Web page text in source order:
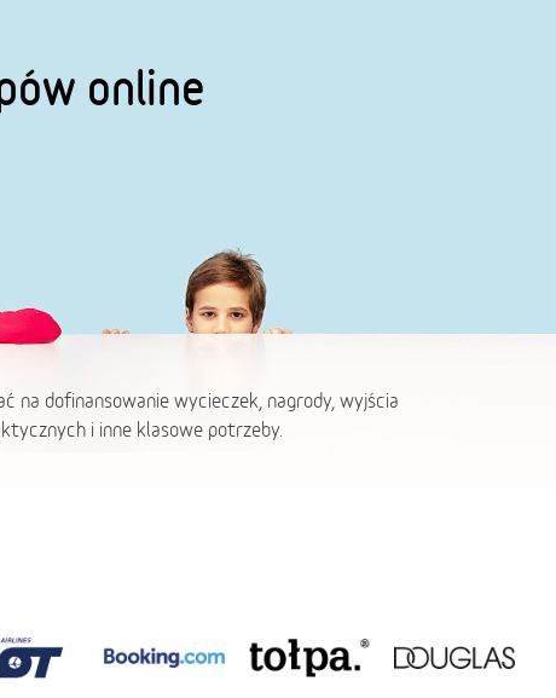
online
na dofinansowanie wycieczek, nagrody, wyjścia
i inne klasowe potrzeby.